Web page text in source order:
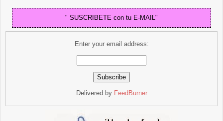
" SUSCRIBETE con tu E-MAIL"
Enter your email address:
Delivered by FeedBurner